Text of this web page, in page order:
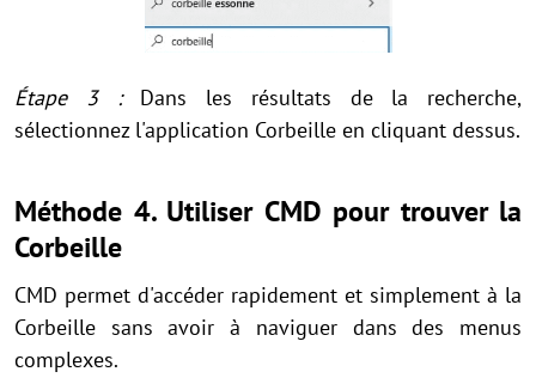
Étape 3 : Dans les résultats de la recherche,
sélectionnez l'application Corbeille en cliquant dessus.
Méthode 4. Utiliser CMD pour trouver la
Corbeille
CMD permet d'accéder rapidement et simplement à la
Corbeille sans avoir à naviguer dans des menus
complexes.